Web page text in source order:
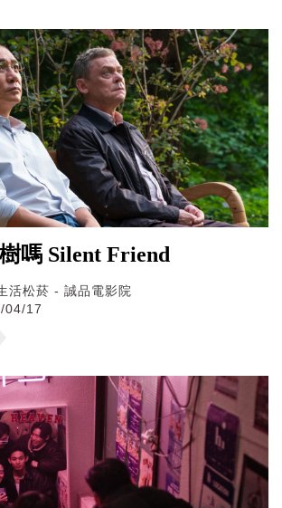
嗎 Silent Friend
活松菸 - 誠品電影院
04/17